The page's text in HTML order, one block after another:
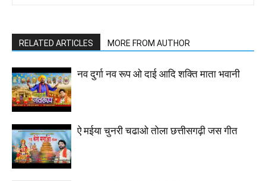
RELATED ARTICLES MORE FROM AUTHOR
नव दुर्गा नव रूप ओ दाई आदि शक्ति माता भवानी
ऐ मईया चुनरी चढाओ तोला छत्तीसगढ़ी जस गीत